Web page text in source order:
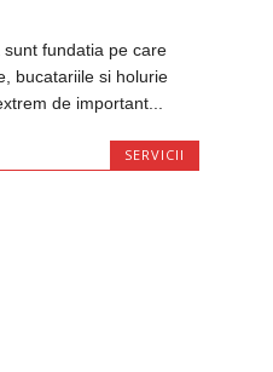
fundatia pe care
bucatariile si holurie
de important...
SERVICII